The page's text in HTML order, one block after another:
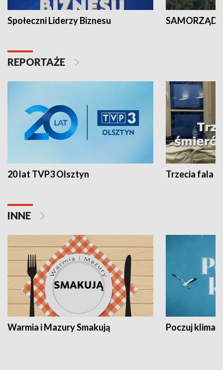
Społeczni Liderzy Biznesu SAMORZĄD
REPORTAŻE
20 lat TVP3 Olsztyn Trzecia fala -
INNE
Warmia i Mazury Smakują Poczuj klimat